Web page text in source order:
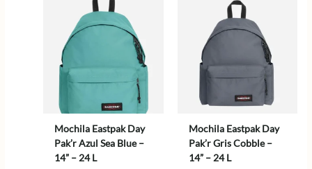
Mochila Eastpak Day
Pak’r Azul Sea Blue –
14” – 24 L
Mochila Eastpak Day
Pak’r Gris Cobble –
14” – 24 L